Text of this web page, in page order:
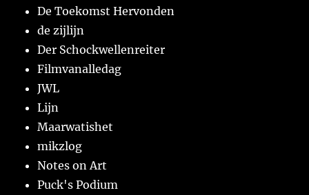
De Toekomst Hervonden
de zijlijn
Der Schockwellenreiter
Filmvanalledag
JWL
Lijn
Maarwatishet
mikzlog
Notes on Art
Puck's Podium